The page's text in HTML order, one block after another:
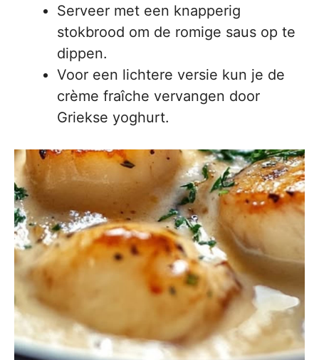
Serveer met een knapperig
stokbrood om de romige saus op te
dippen.
Voor een lichtere versie kun je de
crème fraîche vervangen door
Griekse yoghurt.